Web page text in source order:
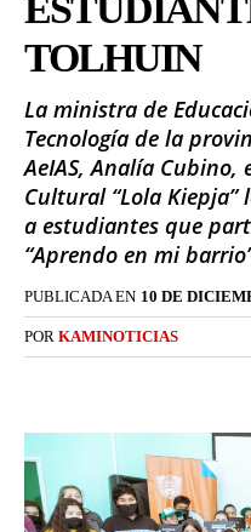
TOLHUIN
La ministra de
Tecnología de la
AeIAS, Analía Cubino,
Cultural “Lola
a estudiantes que
“Aprendo en mi
PUBLICADA EN 10 DE
POR KAMINOTICIAS